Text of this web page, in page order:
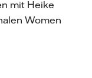
mit Heike
Women